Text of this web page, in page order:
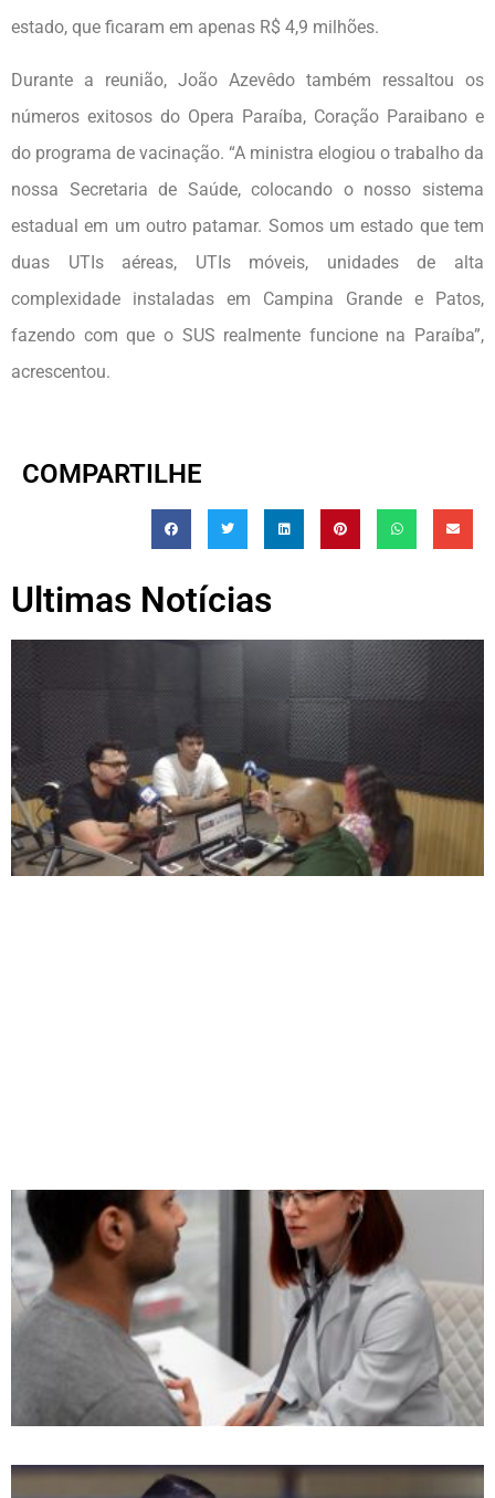
estado, que ficaram em apenas R$ 4,9 milhões.
Durante a reunião, João Azevêdo também ressaltou os
números exitosos do Opera Paraíba, Coração Paraibano e
do programa de vacinação. “A ministra elogiou o trabalho da
nossa Secretaria de Saúde, colocando o nosso sistema
estadual em um outro patamar. Somos um estado que tem
duas UTIs aéreas, UTIs móveis, unidades de alta
complexidade instaladas em Campina Grande e Patos,
fazendo com que o SUS realmente funcione na Paraíba”,
acrescentou.
COMPARTILHE
Ultimas Notícias